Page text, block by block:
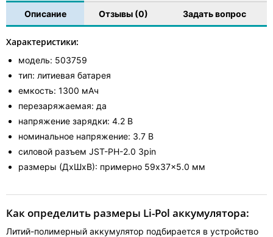
Описание Отзывы (0) Задать вопрос
Характеристики:
модель: 503759
тип: литиевая батарея
емкость: 1300 мАч
перезаряжаемая: да
напряжение зарядки: 4.2 В
номинальное напряжение: 3.7 В
силовой разъем JST-PH-2.0 3pin
размеры (ДхШхВ): примерно 59x37x5.0 мм
Как определить размеры Li-Pol аккумулятора:
Литий-полимерный аккумулятор подбирается в устройство